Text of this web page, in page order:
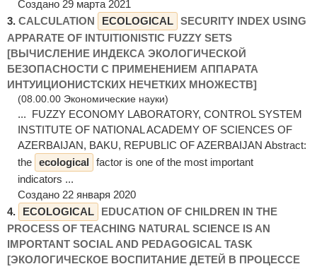
Создано 29 марта 2021
3. CALCULATION ECOLOGICAL SECURITY INDEX USING
APPARATE OF INTUITIONISTIC FUZZY SETS
[ВЫЧИСЛЕНИЕ ИНДЕКСА ЭКОЛОГИЧЕСКОЙ
БЕЗОПАСНОСТИ С ПРИМЕНЕНИЕМ АППАРАТА
ИНТУИЦИОНИСТСКИХ НЕЧЕТКИХ МНОЖЕСТВ]
(08.00.00 Экономические науки)
... FUZZY ECONOMY LABORATORY, CONTROL SYSTEM
INSTITUTE OF NATIONAL ACADEMY OF SCIENCES OF
AZERBAIJAN, BAKU, REPUBLIC OF AZERBAIJAN Abstract:
the ecological factor is one of the most important
indicators ...
Создано 22 января 2020
4.
ECOLOGICAL
EDUCATION OF CHILDREN IN THE
PROCESS OF TEACHING NATURAL SCIENCE IS AN
IMPORTANT SOCIAL AND PEDAGOGICAL TASK
[ЭКОЛОГИЧЕСКОЕ ВОСПИТАНИЕ ДЕТЕЙ В ПРОЦЕССЕ